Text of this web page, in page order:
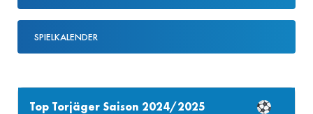
SPIELKALENDER
Top Torjäger Saison 2024/2025